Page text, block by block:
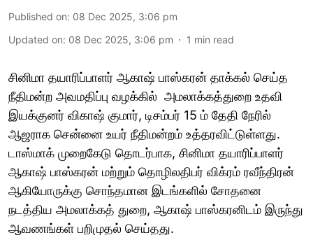
Published on: 08 Dec 2025, 3:06 pm
Updated on: 08 Dec 2025, 3:06 pm 1 min read
சினிமா தயாரிப்பாளர் ஆகாஷ் பாஸ்கரன் தாக்கல் செய்த
நீதிமன்ற அவமதிப்பு வழக்கில் அமலாக்கத்துறை உதவி
இயக்குனர் விகாஷ் குமார், டிசம்பர் 15 ம் தேதி நேரில்
ஆஜராக சென்னை உயர் நீதிமன்றம் உத்தரவிட்டுள்ளது.
டாஸ்மாக் முறைகேடு தொடர்பாக, சினிமா தயாரிப்பாளர்
ஆகாஷ் பாஸ்கரன் மற்றும் தொழிலதிபர் விக்ரம் ரவீந்திரன்
ஆகியோருக்கு சொந்தமான இடங்களில் சோதனை
நடத்திய அமலாக்கத் துறை, ஆகாஷ் பாஸ்கரனிடம் இருந்து
ஆவணங்கள் பறிமுதல் செய்தது.